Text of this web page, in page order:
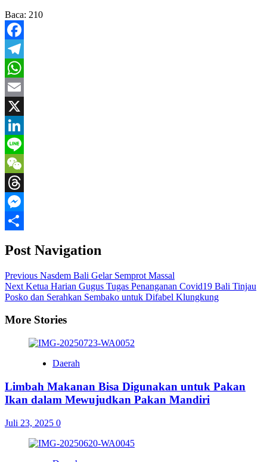
Baca: 210
Facebook
Telegram
WhatsApp
Email
X
LinkedIn
Line
WeChat
Threads
Messenger
Post Navigation
Previous Nasdem Bali Gelar Semprot Massal
Next Ketua Harian Gugus Tugas Penanganan Covid19 Bali Tinjau
Posko dan Serahkan Sembako untuk Difabel Klungkung
More Stories
Daerah
Limbah Makanan Bisa Digunakan untuk Pakan
Ikan dalam Mewujudkan Pakan Mandiri
Juli 23, 2025 0